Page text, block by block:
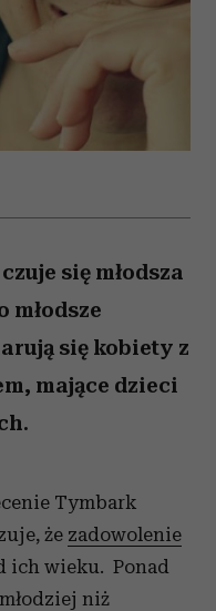
się młodsza
młodsze
się kobiety z
mające dzieci
Tymbark
że zadowolenie
ich wieku. Ponad
niż